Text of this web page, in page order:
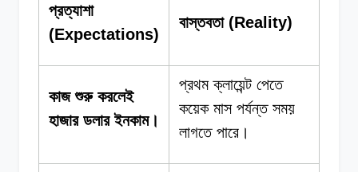
প্রত্যাশা
(Expectations)
বাস্তবতা (Reality)
কাজ শুরু করলেই
হাজার ডলার ইনকাম।
প্রথম ক্লায়েন্ট পেতে
কয়েক মাস পর্যন্ত সময়
লাগতে পারে।